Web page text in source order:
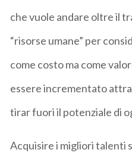
che vuole andare oltre il
“risorse umane” per
come costo ma come
essere incrementato
tirar fuori il potenziale di
Acquisire i migliori talenti